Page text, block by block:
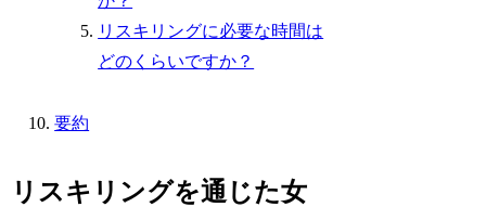
リスキリングに必要な時間は
どのくらいですか？
要約
リスキリングを通じた女